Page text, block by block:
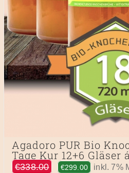
Agadoro PUR Bio
Tage Kur 12+6 Gläser
€338.00
Ursprünglicher
€299.00 inkl. 7%